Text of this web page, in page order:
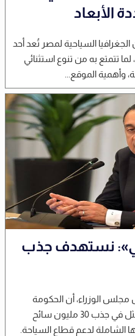
الأبعاد
السياحية لمصر تُعد أحد
لما تتمتع به من تنوع استثنائي
وأهمية الموقع...
«مدبولي»: نستهدف جذب
الوزراء، أن الحكومة
وضعت هدفًا استراتيجيًا طموحًا يتمثل في جذب 30 مليون سائح
ضمن خطتها الشاملة لدعم قطاع السياحة.